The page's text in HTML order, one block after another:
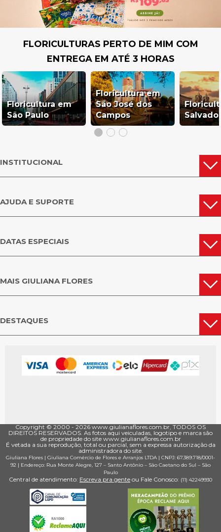
FLORICULTURAS PERTO DE MIM COM
ENTREGA EM ATÉ 3 HORAS
Floricultura em
São Paulo
Floricultura em
São José dos
Campos
INSTITUCIONAL
AJUDA E SUPORTE
DATAS ESPECIAIS
MAIS GIULIANA FLORES
DESTAQUES
Copyright © 2000 - ­2026 www.giulianaflores.com.br, TODOS OS
DIREITOS RESERVADOS. As fotos aqui veiculadas, logotipo e marca são
de propriedade do site www.giulianaflores.com.br
É vetada a sua reprodução, total ou parcial, sem a expressa autorização da
administradora do site.
Giuliana Flores | Giuliana Comércio de Flores e Arranjos LTDA | CNPJ: 67.389.718/0001­
92 | Endereço: Rua Monte Alegre, 127 – Santo Antônio – São Caetano do Sul – São
Paulo
Central de atendimento: Escreva pra gente ou Fale Conosco: (11) 4224­9930